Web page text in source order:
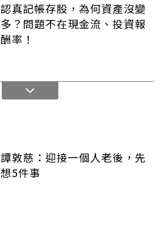
認真記帳存股，為何資產沒變
多？問題不在現金流、投資報
酬率！
譚敦慈：迎接一個人老後，先
想5件事